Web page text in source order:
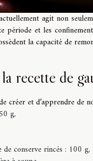
agit non
période et les
la capacité de
recette de
créer et d’apprendre de
g,
conserve rincés : 100 g,